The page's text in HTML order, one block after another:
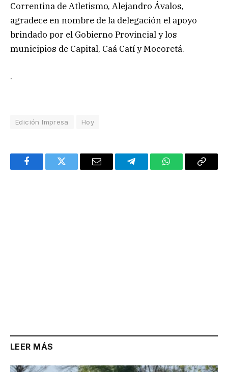
Correntina de Atletismo, Alejandro Ávalos,
agradece en nombre de la delegación el apoyo
brindado por el Gobierno Provincial y los
municipios de Capital, Caá Catí y Mocoretá.
.
Edición Impresa Hoy
FacebookTwitter Email TelegramWhatsAppCopy
LEER MÁS